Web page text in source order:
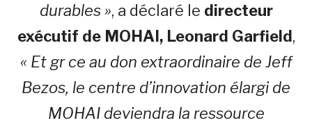
durables », a déclaré le directeur
exécutif de MOHAI, Leonard Garfield,
« Et gr ce au don extraordinaire de Jeff
Bezos, le centre d’innovation élargi de
MOHAI deviendra la ressource